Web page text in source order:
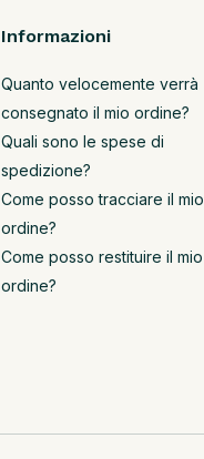
Informazioni
Quanto velocemente verrà
consegnato il mio ordine?
Quali sono le spese di
spedizione?
Come posso tracciare il mio
ordine?
Come posso restituire il mio
ordine?